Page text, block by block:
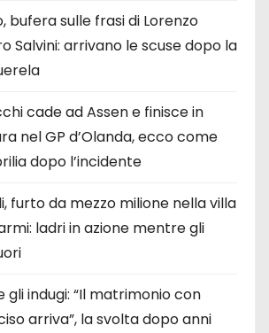
bufera sulle frasi di Lorenzo
Salvini: arrivano le scuse dopo la
cade ad Assen e finisce in
nel GP d’Olanda, ecco come
dopo l’incidente
furto da mezzo milione nella villa
ladri in azione mentre gli
indugi: “Il matrimonio con
arriva”, la svolta dopo anni